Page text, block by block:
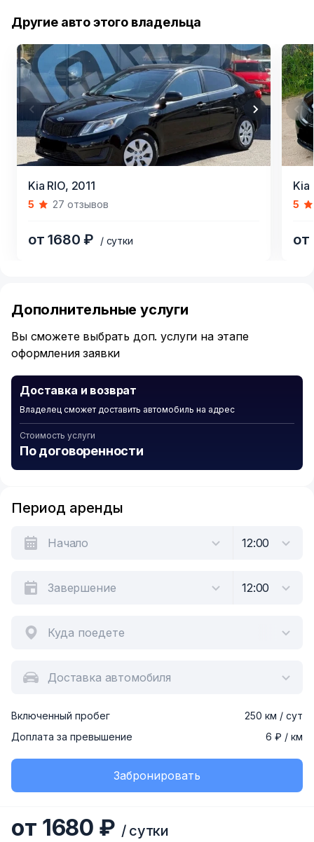
Другие авто этого владельца
Kia RIO, 2011
5 27 отзывов
от 1680 ₽ / сутки
Kia
5
от
of
6
Дополнительные услуги
Вы сможете выбрать доп. услуги на этапе
оформления заявки
Доставка и возврат
Владелец сможет доставить автомобиль на адрес
Стоимость услуги
По договоренности
Период аренды
Куда поедете
Доставка автомобиля
Включенный пробег
250 км / сут
Доплата за превышение
6 ₽ / км
Забронировать
от 1680 ₽ / сутки